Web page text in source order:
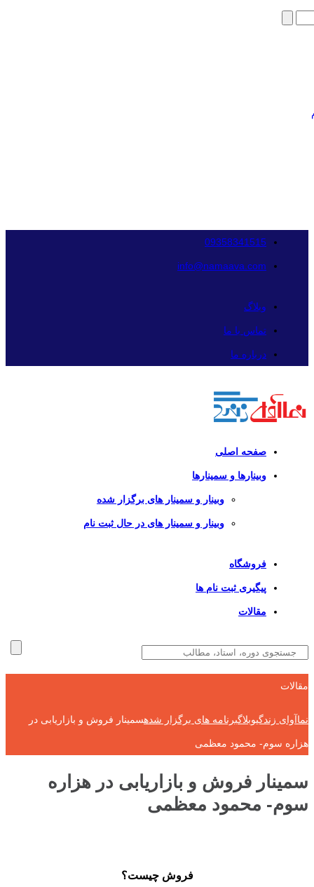
09358341515
info@namaava.com
وبلاگ
تماس با ما
درباره ما
صفحه اصلی
وبینارها و سمینارها
وبینار و سمینار های برگزار شده
وبینار و سمینار های در حال ثبت نام
فروشگاه
پیگیری ثبت نام ها
مقالات
مقالات
نماآوای زندگیوبلاگبرنامه های برگزار شدهسمینار فروش و بازاریابی در
هزاره سوم- محمود معظمی
سمینار فروش و بازاریابی در هزاره
سوم- محمود معظمی
فروش چیست؟